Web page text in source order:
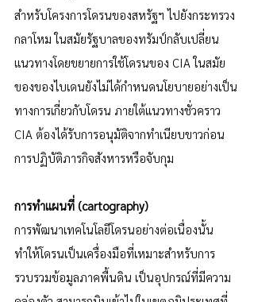
สำหรับโครงการโดรนของสหรัฐฯ ไปยังกระทรวง
กลาโหม ในสมัยรัฐบาลของทรัมป์กลับเปลี่ยน
แนวทางโดยขยายการใช้โดรนของ CIA ในสมัย
ของของไบเดนยังไม่ได้กำหนดนโยบายอย่างเป็น
ทางการเกี่ยวกับโดรน ภายใต้แนวทางชั่วคราว
CIA ต้องได้รับการอนุมัติจากทำเนียบขาวก่อน
การปฏิบัติภารกิจสังหารหรือจับกุม
การทำแผนที่ (cartography)
การพัฒนาเทคโนโลยีโดรนอย่างต่อเนื่องนั้น
ทำให้โดรนเป็นเครื่องมือที่เหมาะสำหรับการ
รวบรวมข้อมูลภาคพื้นดิน เป็นอุปกรณ์ที่มีความ